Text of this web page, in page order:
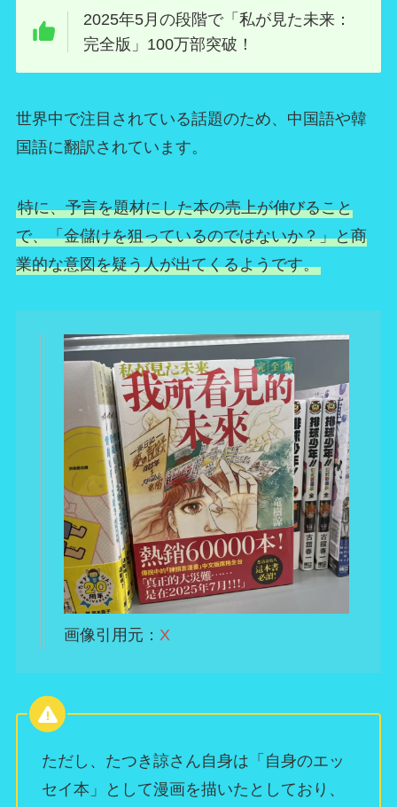
2025年5月の段階で「私が見た未来：
完全版」100万部突破！
世界中で注目されている話題のため、中国語や韓
国語に翻訳されています。
特に、予言を題材にした本の売上が伸びること
で、「金儲けを狙っているのではないか？」と商
業的な意図を疑う人が出てくるようです。
画像引用元： X
ただし、たつき諒さん自身は「自身のエッ
セイ本」として漫画を描いたとしており、